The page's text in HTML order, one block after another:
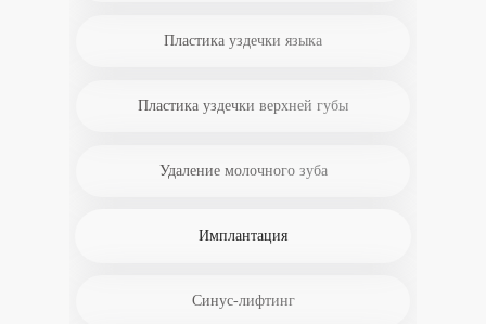
Пластика уздечки языка
Пластика уздечки верхней губы
Удаление молочного зуба
Имплантация
Синус-лифтинг